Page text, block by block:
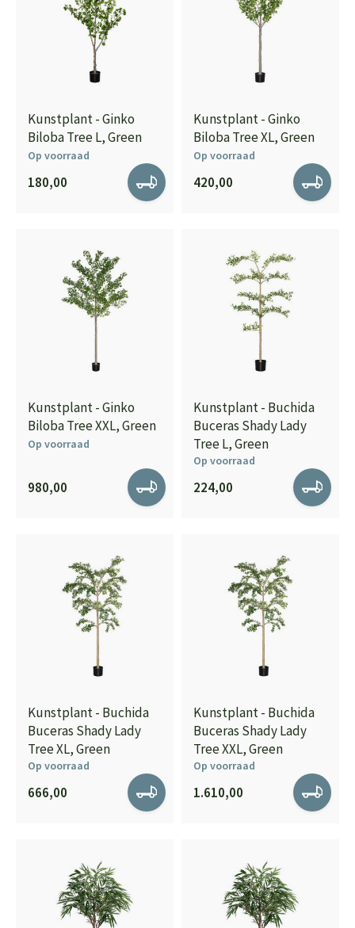
Kunstplant - Ginko
Biloba Tree L, Green
Op voorraad
180,00
Kunstplant - Ginko
Biloba Tree XL, Green
Op voorraad
420,00
Kunstplant - Ginko
Biloba Tree XXL, Green
Op voorraad
980,00
Kunstplant - Buchida
Buceras Shady Lady
Tree L, Green
Op voorraad
224,00
Kunstplant - Buchida
Buceras Shady Lady
Tree XL, Green
Op voorraad
666,00
Kunstplant - Buchida
Buceras Shady Lady
Tree XXL, Green
Op voorraad
1.610,00